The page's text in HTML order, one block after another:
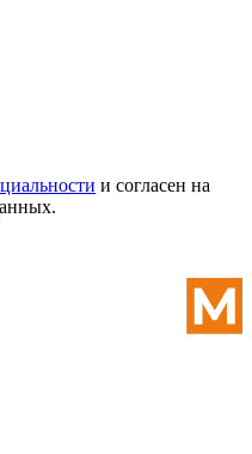
и согласен на